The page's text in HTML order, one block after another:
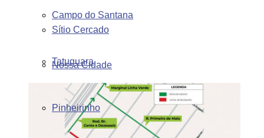
Sítio Cercado
Nossa Cidade
Campo do Santana
Tatuquara
Pinheirinho